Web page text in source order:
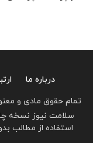
درباره ما
تمام حقوق مادی و
سلامت نیوز نسخه
استفاده از مطالب